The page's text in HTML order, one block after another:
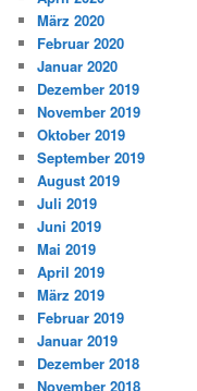
März 2020
Februar 2020
Januar 2020
Dezember 2019
November 2019
Oktober 2019
September 2019
August 2019
Juli 2019
Juni 2019
Mai 2019
April 2019
März 2019
Februar 2019
Januar 2019
Dezember 2018
November 2018